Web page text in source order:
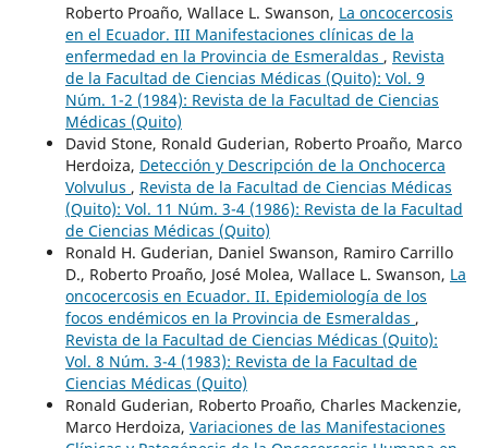
Roberto Proaño, Wallace L. Swanson, La oncocercosis
en el Ecuador. III Manifestaciones clínicas de la
enfermedad en la Provincia de Esmeraldas , Revista
de la Facultad de Ciencias Médicas (Quito): Vol. 9
Núm. 1-2 (1984): Revista de la Facultad de Ciencias
Médicas (Quito)
David Stone, Ronald Guderian, Roberto Proaño, Marco
Herdoiza, Detección y Descripción de la Onchocerca
Volvulus , Revista de la Facultad de Ciencias Médicas
(Quito): Vol. 11 Núm. 3-4 (1986): Revista de la Facultad
de Ciencias Médicas (Quito)
Ronald H. Guderian, Daniel Swanson, Ramiro Carrillo
D., Roberto Proaño, José Molea, Wallace L. Swanson, La
oncocercosis en Ecuador. II. Epidemiología de los
focos endémicos en la Provincia de Esmeraldas ,
Revista de la Facultad de Ciencias Médicas (Quito):
Vol. 8 Núm. 3-4 (1983): Revista de la Facultad de
Ciencias Médicas (Quito)
Ronald Guderian, Roberto Proaño, Charles Mackenzie,
Marco Herdoiza, Variaciones de las Manifestaciones